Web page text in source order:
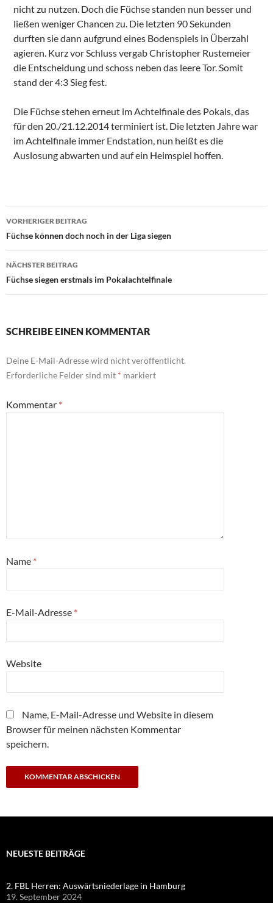
nicht zu nutzen. Doch die Füchse standen nun besser und
ließen weniger Chancen zu. Die letzten 90 Sekunden
durften sie dann aufgrund eines Bodenspiels in Überzahl
agieren. Kurz vor Schluss vergab Christopher Rustemeier
die Entscheidung und schoss neben das leere Tor. Somit
stand der 4:3 Sieg fest.
Die Füchse stehen erneut im Achtelfinale des Pokals, das
für den 20./21.12.2014 terminiert ist. Die letzten Jahre war
im Achtelfinale immer Endstation, nun heißt es die
Auslosung abwarten und auf ein Heimspiel hoffen.
Beitragsnavigation
VORHERIGER BEITRAG
Füchse können doch noch in der Liga siegen
NÄCHSTER BEITRAG
Füchse siegen erstmals im Pokalachtelfinale
SCHREIBE EINEN KOMMENTAR
Deine E-Mail-Adresse wird nicht veröffentlicht.
Erforderliche Felder sind mit * markiert
Kommentar *
Name *
E-Mail-Adresse *
Website
Name, E-Mail-Adresse und Website in diesem
Browser für meinen nächsten Kommentar
speichern.
NEUESTE BEITRÄGE
2. FBL Herren: Auswärtsniederlage in Hamburg
19. September 2024